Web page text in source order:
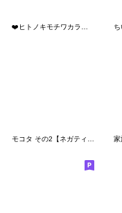
モコタ その2【ネガティブ編】